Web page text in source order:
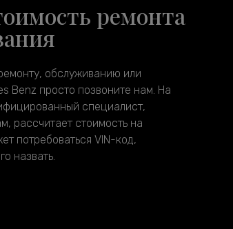
ремонта
обслуживанию или
Benz просто позвоните нам. На
специалист,
рассчитает стоимость на
потребоваться VIN-код,
назвать.